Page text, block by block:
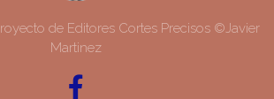
de Editores Cortes Precisos ©Javier
Martinez